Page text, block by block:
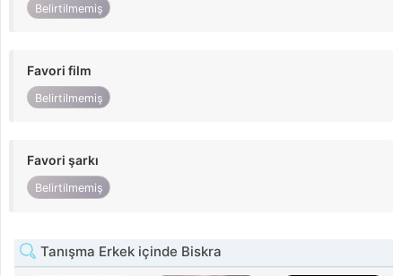
Belirtilmemiş
Favori film
Belirtilmemiş
Favori şarkı
Belirtilmemiş
Tanışma Erkek içinde Biskra